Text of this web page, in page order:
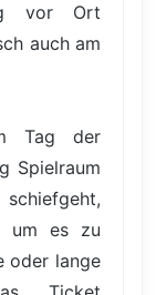
vor Ort
auch am
Tag der
Spielraum
um es zu
oder lange